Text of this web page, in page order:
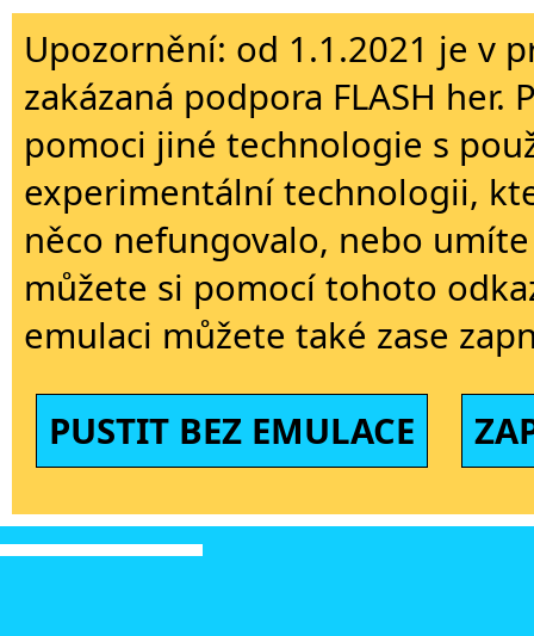
Upozornění: od 1.1.2021 je v
zakázaná podpora FLASH
pomoci jiné technologie s
experimentální technologii,
něco nefungovalo, nebo
můžete si pomocí tohoto
emulaci můžete také zase
PUSTIT BEZ EMULACE